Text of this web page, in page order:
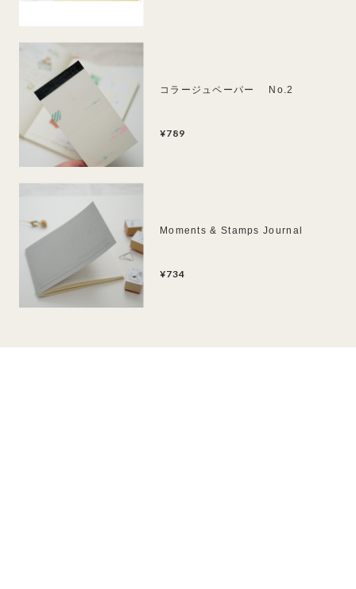
コラージュペーパー No.2
¥789
Moments & Stamps Journal
¥734